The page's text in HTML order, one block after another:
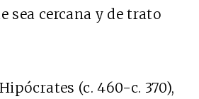
sea cercana y de trato
(c. 460-c. 370),